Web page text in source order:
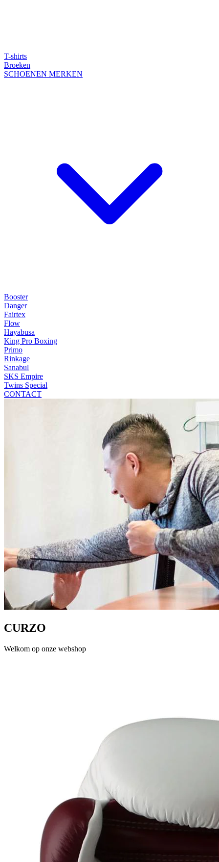
T-shirts
Broeken
SCHOENEN MERKEN
Booster
Danger
Fairtex
Flow
Hayabusa
King Pro Boxing
Primo
Rinkage
Sanabul
SKS Empire
Twins Special
CONTACT
CURZO
Welkom op onze webshop